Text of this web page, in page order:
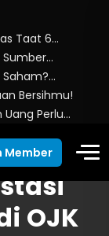
Taat 6…
Saham?…
Bersihmu!
Perlu…
Member
OJK